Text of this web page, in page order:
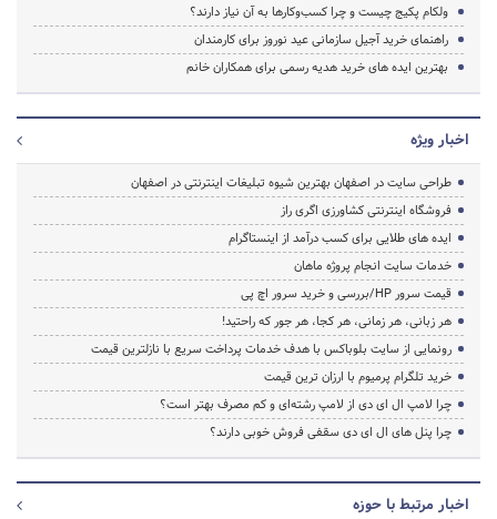
ولکام پکیج چیست و چرا کسب‌وکارها به آن نیاز دارند؟
راهنمای خرید آجیل سازمانی عید نوروز برای کارمندان
بهترین ایده های خرید هدیه رسمی برای همکاران خانم
اخبار ویژه
طراحی سایت در اصفهان بهترین شیوه تبلیغات اینترنتی در اصفهان
فروشگاه اینترنتی کشاورزی اگری راز
ایده های طلایی برای کسب درآمد از اینستاگرام
خدمات سایت انجام پروژه ماهان
قیمت سرور HP/بررسی و خرید سرور اچ پی
هر زبانی، هر زمانی، هر کجا، هر جور که راحتید!
رونمایی از سایت بلوباکس با هدف خدمات پرداخت سریع با نازلترین قیمت
خرید تلگرام پرمیوم با ارزان ترین قیمت
چرا لامپ ال ای دی از لامپ رشته‌ای و کم مصرف بهتر است؟
چرا پنل های ال ای دی سقفی فروش خوبی دارند؟
اخبار مرتبط با حوزه